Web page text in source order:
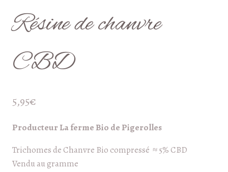
Résine de chanvre
CBD
5,95€
Producteur La ferme Bio de Pigerolles
Trichomes de Chanvre Bio compressé ≈ 5% CBD
Vendu au gramme